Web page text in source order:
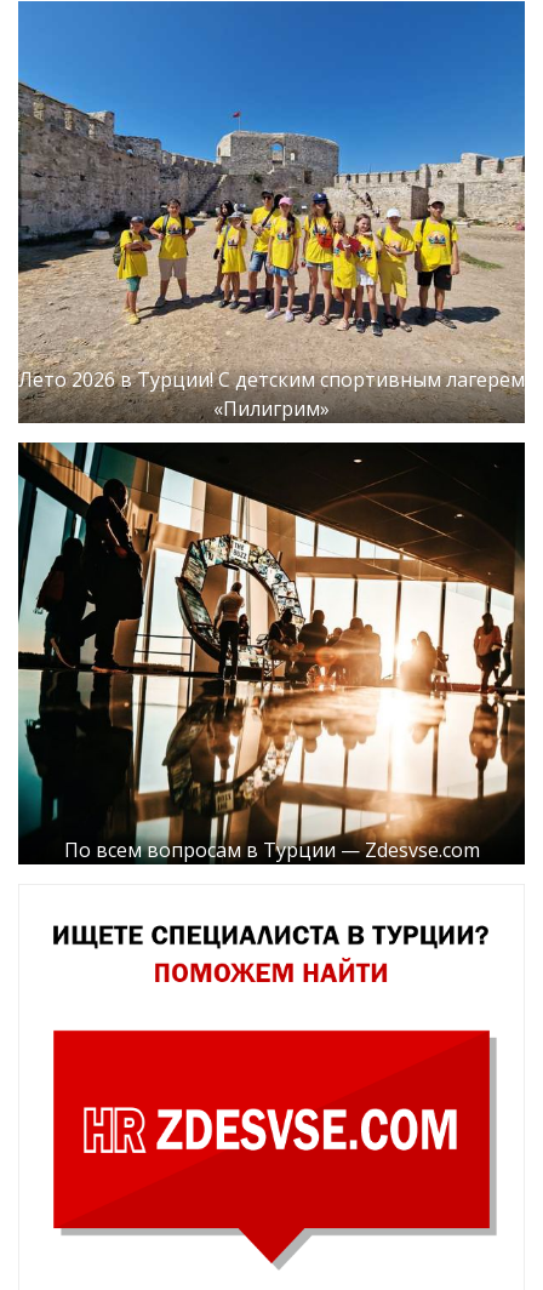
Лето 2026 в Турции! С детским спортивным лагерем
«Пилигрим»
По всем вопросам в Турции — Zdesvse.com